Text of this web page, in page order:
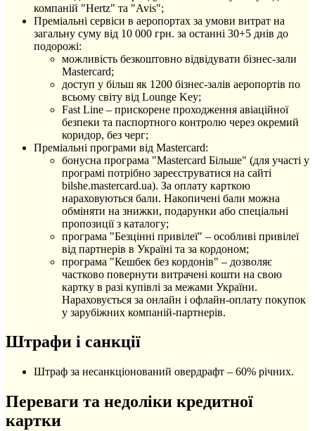
компаній "Hertz" та "Avis";
Преміальні сервіси в аеропортах за умови витрат на
загальну суму від 10 000 грн. за останні 30+5 днів до
подорожі:
можливість безкоштовно відвідувати бізнес-зали
Mastercard;
доступ у більш як 1200 бізнес-залів аеропортів по
всьому світу від Lounge Key;
Fast Line – прискорене проходження авіаційної
безпеки та паспортного контролю через окремий
коридор, без черг;
Преміальні програми від Mastercard:
бонусна програма "Mastercard Більше" (для участі у
програмі потрібно зареєструватися на сайті
bilshe.mastercard.ua). За оплату карткою
нараховуються бали. Накопичені бали можна
обміняти на знижки, подарунки або спеціальні
пропозиції з каталогу;
програма "Безцінні привілеї" – особливі привілеї
від партнерів в Україні та за кордоном;
програма "Кешбек без кордонів" – дозволяє
частково повернути витрачені кошти на свою
картку в разі купівлі за межами України.
Нараховується за онлайн і офлайн-оплату покупок
у зарубіжних компаній-партнерів.
Штрафи і санкції
Штраф за несанкціонований овердрафт – 60% річних.
Переваги та недоліки кредитної
картки